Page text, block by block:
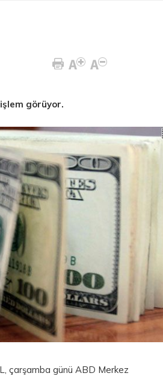
görüyor.
çarşamba günü ABD Merkez